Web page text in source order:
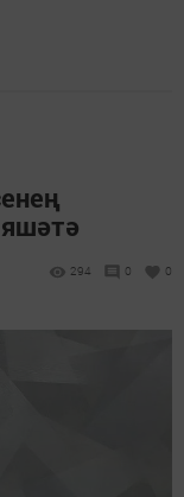
294 0 0